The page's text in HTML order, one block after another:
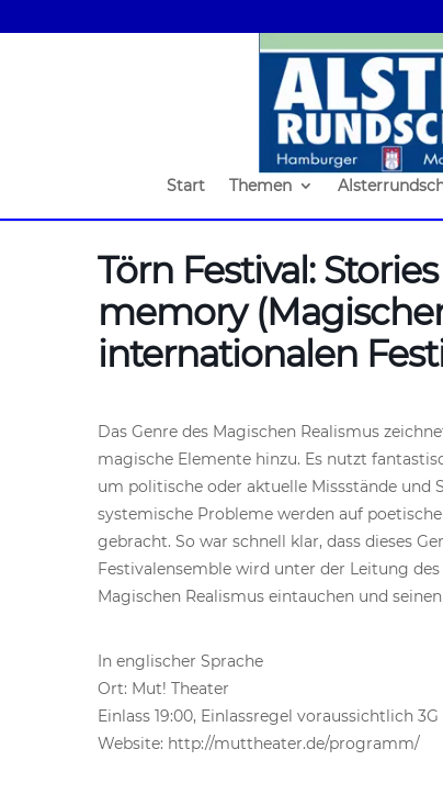
Start Themen
Törn Festival:
memory
internationalen
Das Genre des Magischen Realismus
magische Elemente hinzu. Es nutzt
um politische oder aktuelle Missstände und
systemische Probleme werden auf
gebracht. So war schnell klar, dass dieses
Festivalensemble wird unter der Leitung
Magischen Realismus eintauchen und
In englischer Sprache
Ort: Mut! Theater
Einlass 19:00, Einlassregel voraussichtlich
Website: http://muttheater.de/programm/